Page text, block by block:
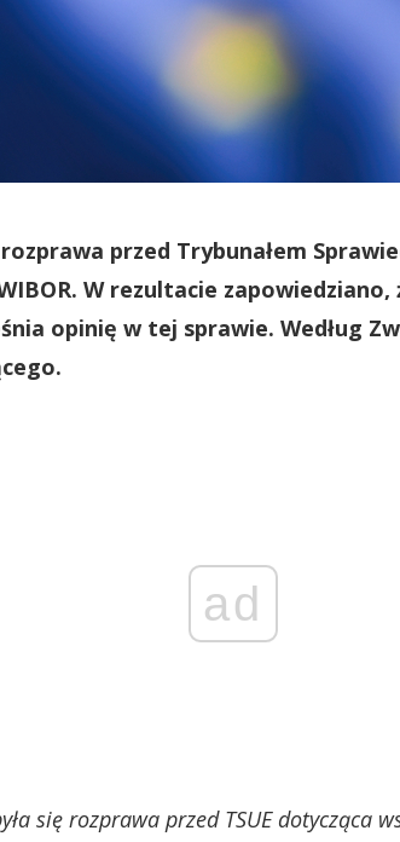
przed Trybunałem
W rezultacie zapowiedziano,
opinię w tej sprawie. Według
ad
się rozprawa przed TSUE dotycząca